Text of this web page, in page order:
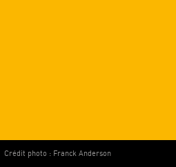
Crédit photo : Franck Anderson